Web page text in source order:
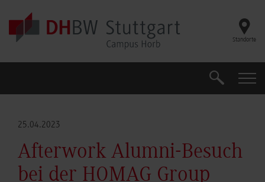
Skip to main content
Standorte
Suche
25.04.2023
Afterwork Alumni-Besuch
bei der HOMAG Group